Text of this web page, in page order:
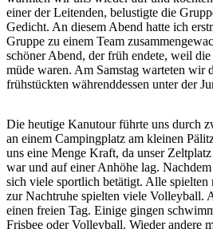
einer der Leitenden, belustigte die
Gedicht. An diesem Abend hatte ich
Gruppe zu einem Team
schöner Abend, der früh endete, weil
müde waren. Am Samstag warteten wir
frühstückten währenddessen unter der
Die heutige Kanutour führte uns durch
an einem Campingplatz am kleinen
uns eine Menge Kraft, da unser
war und auf einer Anhöhe lag.
sich viele sportlich betätigt. Alle spielten
zur Nachtruhe spielten viele Volleyball.
einen freien Tag. Einige gingen
Frisbee oder Volleyball. Wieder andere